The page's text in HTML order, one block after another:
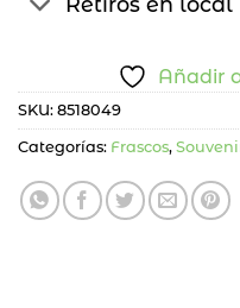
Añadir
SKU: 8518049
Categorías: Frascos,